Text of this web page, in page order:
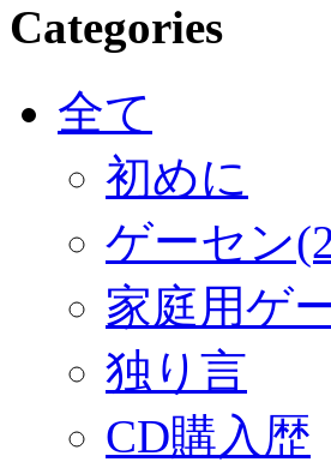
Categories
全て
初めに
ゲーセン
家庭用ゲ
独り言
CD購入歴